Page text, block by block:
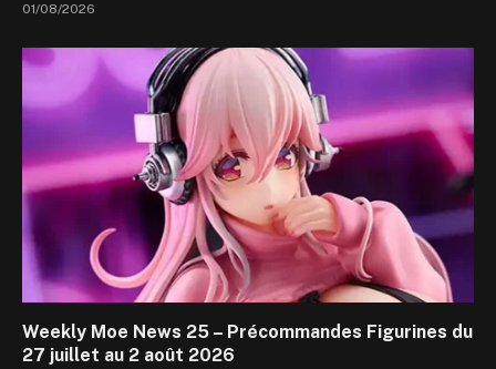
01/08/2026
Weekly Moe News 25 – Précommandes Figurines du
27 juillet au 2 août 2026